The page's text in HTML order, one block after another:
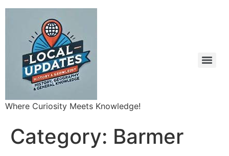
Where Curiosity Meets Knowledge!
Category: Barmer